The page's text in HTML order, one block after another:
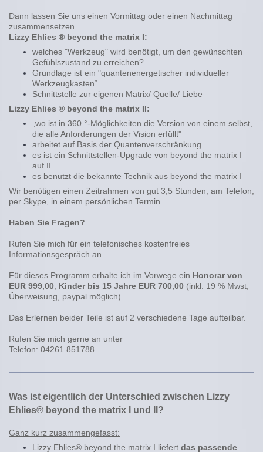
Dann lassen Sie uns einen Vormittag oder einen Nachmittag
zusammensetzen.
Lizzy Ehlies ® beyond the matrix I:
welches "Werkzeug" wird benötigt, um den gewünschten
Gefühlszustand zu erreichen?
Grundlage ist ein "quantenenergetischer individueller
Werkzeugkasten“
Schnittstelle zur eigenen Matrix/ Quelle/ Liebe
Lizzy Ehlies ® beyond the matrix II:
„wo ist in 360 °-Möglichkeiten die Version von einem selbst,
die alle Anforderungen der Vision erfüllt"
arbeitet auf Basis der Quantenverschränkung
es ist ein Schnittstellen-Upgrade von beyond the matrix I
auf II
es benutzt die bekannte Technik aus beyond the matrix I
Wir benötigen einen Zeitrahmen von gut 3,5 Stunden, am Telefon,
per Skype, in einem persönlichen Termin.
Haben Sie Fragen?
Rufen Sie mich für ein telefonisches kostenfreies
Informationsgespräch an.
Für dieses Programm erhalte ich im Vorwege ein Honorar von
EUR 999,00 Kinder bis 15 Jahre EUR 700,00 (inkl. 19 % Mwst,
Überweisung, paypal möglich).
Das Erlernen beider Teile ist auf 2 verschiedene Tage aufteilbar.
Rufen Sie mich gerne an unter
Telefon: 04261 851788
Was ist eigentlich der Unterschied zwischen Lizzy
Ehlies® beyond the matrix I und II ?
Ganz kurz zusammengefasst:
Lizzy Ehlies® beyond the matrix I liefert das passende